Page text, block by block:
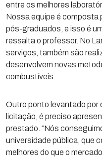
entre os melhores
Nossa equipe é composta
pós-graduados, e isso é
ressalta o professor. No
serviços, também são
desenvolvem novas
combustíveis.
Outro ponto levantado por
licitação, é preciso
prestado. “Nós
universidade pública, que
melhores do que o